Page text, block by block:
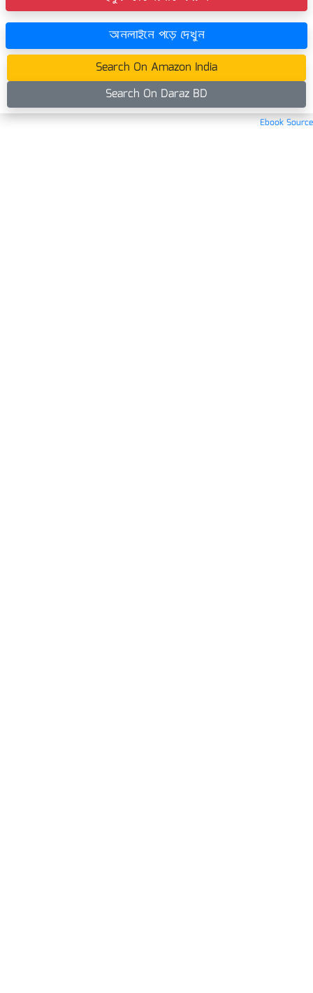
অনলাইনে পড়ে দেখুন
Search On Amazon India
Search On Daraz BD
Ebook Source